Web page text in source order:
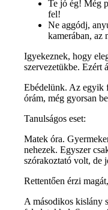
Te jó ég! Még
fel!
Ne aggódj,
kamerában, az
Igyekeznek, hogy
szervezetükbe. Ezért
Ebédelünk. Az egyik
órám, még gyorsan
Tanulságos eset:
Matek óra.
nehezek. Egyszer
szórakoztató volt,
Rettentően érzi
A másodikos kislány